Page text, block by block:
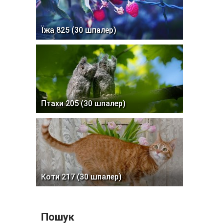
Їжа 825 (30 шпалер)
Птахи 205 (30 шпалер)
Коти 217 (30 шпалер)
Пошук